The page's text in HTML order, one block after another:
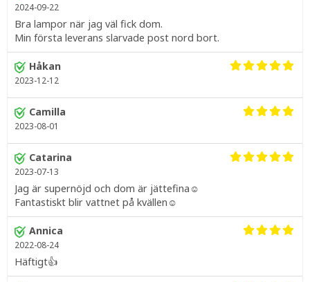
2024-09-22
Bra lampor när jag väl fick dom.
Min första leverans slarvade post nord bort.
Håkan
2023-12-12
Camilla
2023-08-01
Catarina
2023-07-13
Jag är supernöjd och dom är jättefina☺️
Fantastiskt blir vattnet på kvällen☺️
Annica
2022-08-24
Häftigt👍